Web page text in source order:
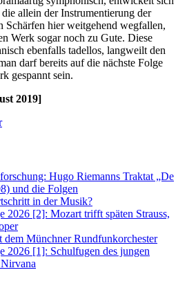
allein der Instrumentierung der
Schärfen hier weitgehend wegfallen,
Werk sogar noch zu Gute. Diese
ebenfalls tadellos, langweilt den
darf bereits auf die nächste Folge
gespannt sein.
2019]
Hugo Riemanns Traktat „De
und die Folgen
in der Musik?
2026 [2]: Mozart trifft späten Strauss,
dem Münchner Rundfunkorchester
2026 [1]: Schulfugen des jungen